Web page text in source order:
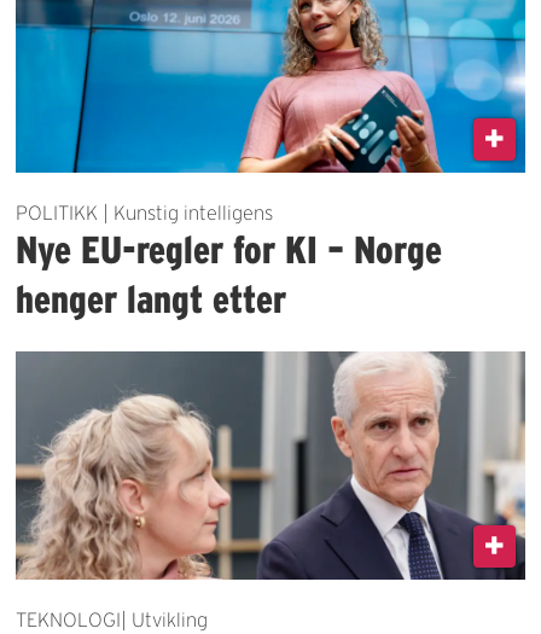
POLITIKK | Kunstig intelligens
Nye EU-regler for KI – Norge
henger langt etter
TEKNOLOGI| Utvikling